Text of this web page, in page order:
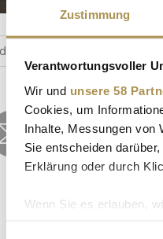
Zustimmung
Verantwortungsvoller
Wir und unsere 58
Cookies, um
Inhalte, Messungen von
Sie entscheiden
Erklärung oder durch
Wenn Sie es erlauben,